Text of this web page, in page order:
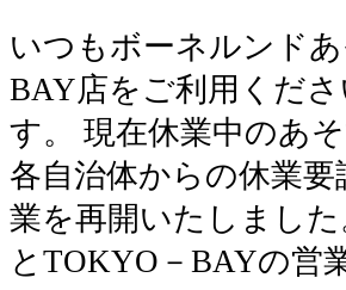
いつもボーネルンド
BAY店をご利用くだ
す。 現在休業中のあ
各自治体からの休業
業を再開いたしまし
とTOKYO－BAYの営